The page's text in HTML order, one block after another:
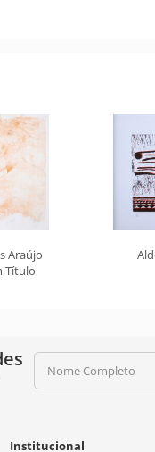
Araújo
Título
Nome Completo
Institucional